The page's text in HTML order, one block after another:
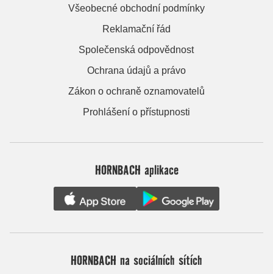
Všeobecné obchodní podmínky
Reklamační řád
Společenská odpovědnost
Ochrana údajů a právo
Zákon o ochraně oznamovatelů
Prohlášení o přístupnosti
HORNBACH aplikace
HORNBACH na sociálních sítích